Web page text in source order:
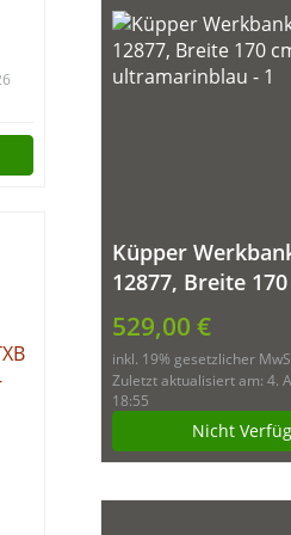
Küpper
12877, Breite
ultramarinblau
529,00 €
inkl. 19% gesetzlicher
Zuletzt aktualisiert am: 4.
18:55
Nicht